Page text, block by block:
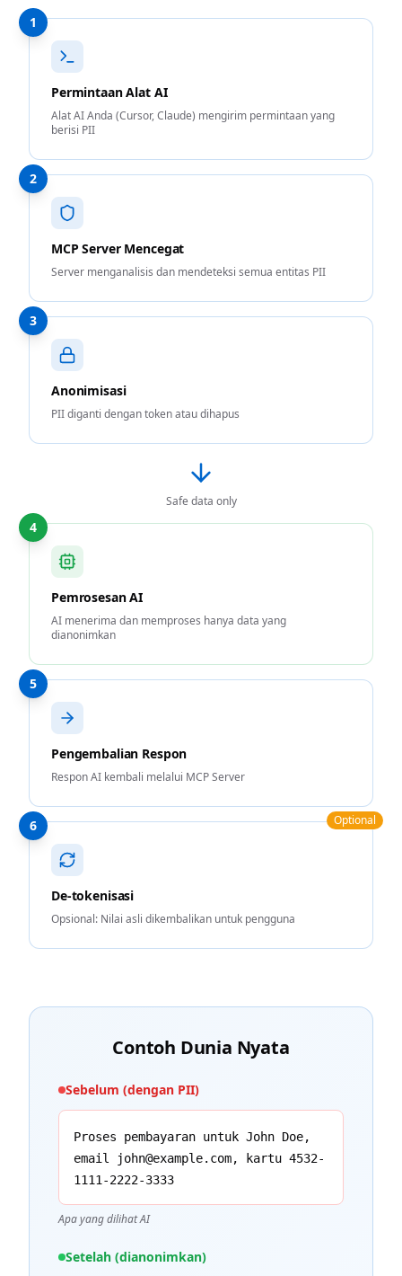
1
Permintaan Alat AI
Alat AI Anda (Cursor, Claude) mengirim permintaan yang
berisi PII
2
MCP Server Mencegat
Server menganalisis dan mendeteksi semua entitas PII
3
Anonimisasi
PII diganti dengan token atau dihapus
Safe data only
4
Pemrosesan AI
AI menerima dan memproses hanya data yang
dianonimkan
5
Pengembalian Respon
Respon AI kembali melalui MCP Server
6 Optional
De-tokenisasi
Opsional: Nilai asli dikembalikan untuk pengguna
Contoh Dunia Nyata
Sebelum (dengan PII)
Proses pembayaran untuk John Doe,
email john@example.com, kartu 4532-
1111-2222-3333
Apa yang dilihat AI
Setelah (dianonimkan)